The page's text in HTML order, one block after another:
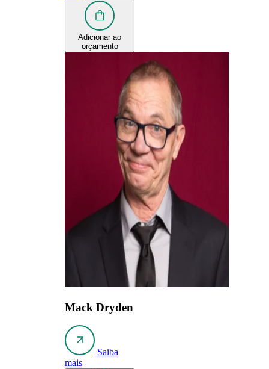
Adicionar ao
orçamento
Mack Dryden
Saiba
mais